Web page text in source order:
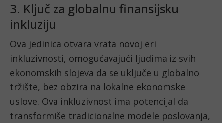
3. Ključ za globalnu finansijsku
inkluziju
Ova jedinica otvara vrata novoj eri
inkluzivnosti, omogućavajući ljudima iz svih
ekonomskih slojeva da se uključe u globalno
tržište, bez obzira na lokalne ekonomske
uslove. Ova inkluzivnost ima potencijal da
transformiše tradicionalne modele poslovanja,